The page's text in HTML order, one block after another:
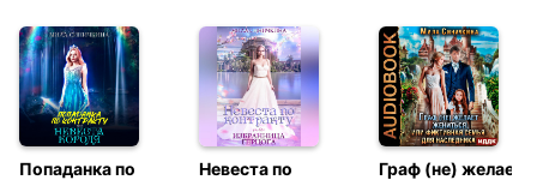
Попаданка по
Невеста по
Граф (не) желает